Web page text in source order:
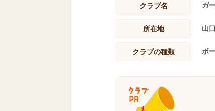
クラブ名 ガ
所在地 山
クラブの種類 ボ